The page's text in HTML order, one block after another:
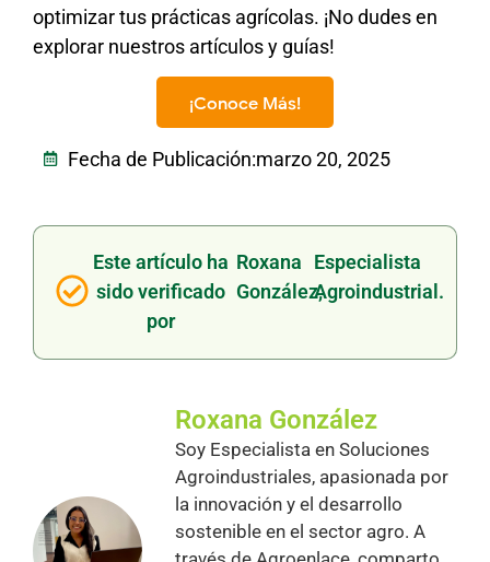
optimizar tus prácticas agrícolas. ¡No dudes en
explorar nuestros artículos y guías!
¡Conoce Más!
Fecha de Publicación:marzo 20, 2025
Este artículo ha
sido verificado
por
Roxana
González,
Especialista
Agroindustrial.
Roxana González
Soy Especialista en Soluciones
Agroindustriales, apasionada por
la innovación y el desarrollo
sostenible en el sector agro. A